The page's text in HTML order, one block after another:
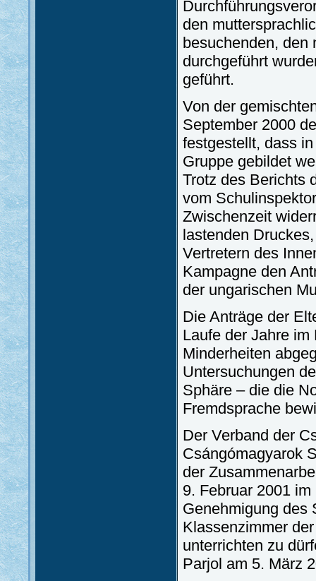
den
besuchenden, den
durchgeführt
geführt.
Von der
September 2000
festgestellt, dass
Gruppe gebildet
Trotz des Berichts
vom
Zwischenzeit
lastenden
Vertretern des
Kampagne den
der ungarischen
Die Anträge der
Laufe der Jahre
Minderheiten
Untersuchungen
Sphäre – die die
Fremdsprache
Der Verband der
Csángómagyarok
der
9. Februar 2001
Genehmigung des
Klassenzimmer
unterrichten zu
Parjol am 5. März